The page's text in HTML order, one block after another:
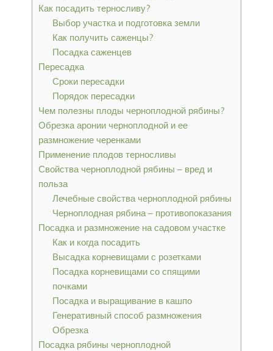
Как посадить терносливу?
Выбор участка и подготовка земли
Как получить саженцы?
Посадка саженцев
Пересадка
Сроки пересадки
Порядок пересадки
Чем полезны плоды черноплодной рябины?
Обрезка аронии черноплодной и ее
размножение черенками
Применение плодов терносливы
Свойства черноплодной рябины – вред и
польза
Лечебные свойства черноплодной рябины
Черноплодная рябина – противопоказания
Посадка и размножение на садовом участке
Как и когда посадить
Высадка корневищами с розетками
Посадка корневищами со спящими
почками
Посадка и выращивание в кашпо
Генеративный способ размножения
Обрезка
Посадка рябины черноплодной